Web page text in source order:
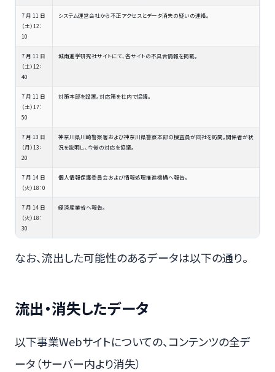
7 月 11 日
（土）12：
10
システム運営会社から不正アクセスとデータ消失の疑いの連絡。
7 月 11 日
（土）12：
40
城南進学研究社サイトにて、各サイトの不具合情報を掲載。
7 月 11 日
（土）17：
50
対策本部を設置。対応策を社内で協議。
7 月 13 日
（月）13：
20
神奈川県川崎警察署および神奈川県警察本部の捜査員が同社を訪問。関係者が状
況を説明し、今後の対応を協議。
7 月 14 日
（火）18：0
個人情報保護委員会および情報処理推進機構へ報告。
7 月 14 日
（火）18：
30
経済産業省へ報告。
なお、流出した可能性のあるデータは以下の通り。
流出・消失したデータ
以下事業Webサイトについての、コンテンツの全デ
ータ（サーバー内より消失）